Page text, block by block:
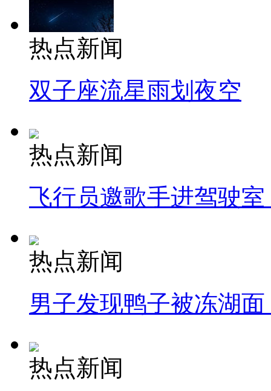
热点新闻
双子座流星雨划夜空
热点新闻
飞行员邀歌手进驾驶
热点新闻
男子发现鸭子被冻湖
热点新闻